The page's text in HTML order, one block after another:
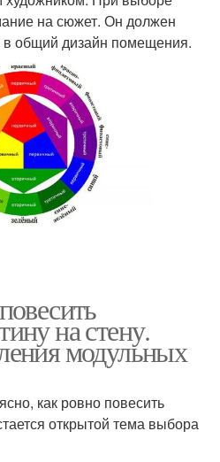
на сюжет. Он должен
в общий дизайн помещения.
на стену.
модульных
как ровно повесить
открытой тема выбора